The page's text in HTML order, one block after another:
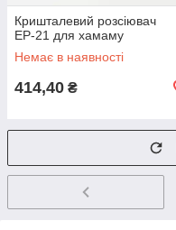
Кришталевий розсіювач
ЕР-21 для хамаму
Немає в наявності
414,40 ₴